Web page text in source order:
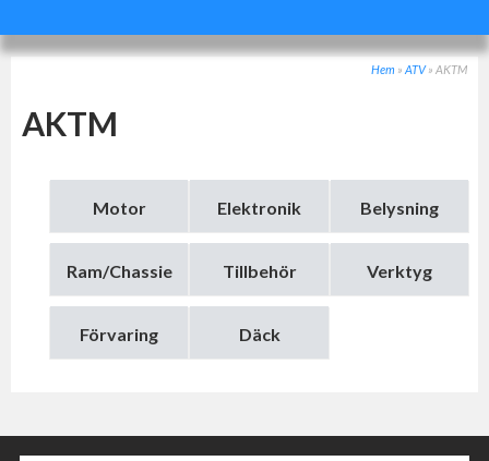
Hem » ATV» AKTM
AKTM
Motor Elektronik Belysning
Ram/Chassie Tillbehör Verktyg
Förvaring Däck